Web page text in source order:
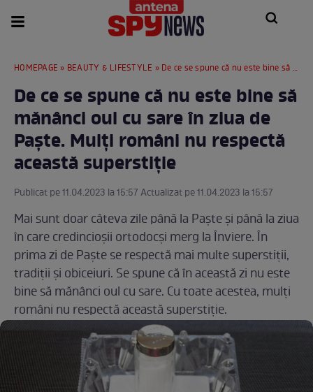
HOMEPAGE » BEAUTY & LIFESTYLE » De ce se spune că nu este bine să mănânci oul cu sare în ziua de Paște. Mulți români nu respectă această superstiție
De ce se spune că nu este bine să
mănânci oul cu sare în ziua de
Paște. Mulți români nu respectă
această superstiție
Publicat pe 11.04.2023 la 15:57 Actualizat pe 11.04.2023 la 15:57
Mai sunt doar câteva zile până la Paște și până la ziua
în care credincioșii ortodocși merg la Înviere. În
prima zi de Paște se respectă mai multe superstiții,
tradiții și obiceiuri. Se spune că în această zi nu este
bine să mănânci oul cu sare. Cu toate acestea, mulți
români nu respectă această superstiție.